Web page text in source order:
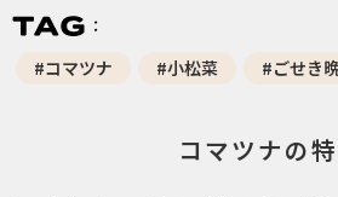
#コマツナ #小松菜 #ごせき
コマツナの